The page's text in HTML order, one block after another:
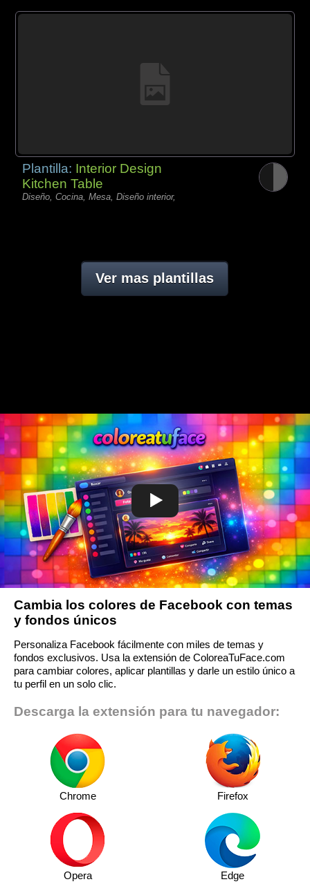
Plantilla: Interior Design
Kitchen Table
Diseño, Cocina, Mesa, Diseño interior,
Ver mas plantillas
Cambia los colores de Facebook con temas
y fondos únicos
Personaliza Facebook fácilmente con miles de temas y
fondos exclusivos. Usa la extensión de ColoreaTuFace.com
para cambiar colores, aplicar plantillas y darle un estilo único a
tu perfil en un solo clic.
Descarga la extensión para tu navegador:
Chrome Firefox
Opera Edge